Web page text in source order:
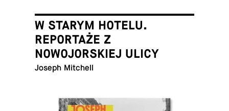
W STARYM HOTELU.
REPORTAŻE Z
NOWOJORSKIEJ ULICY
Joseph Mitchell